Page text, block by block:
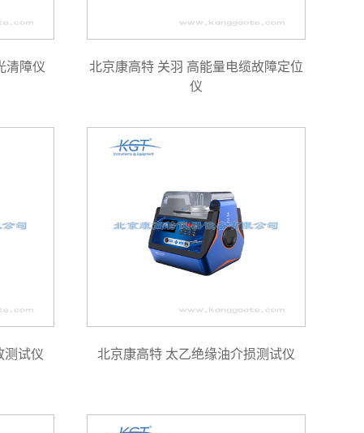
清障仪
北京康高特 关羽 高能量电缆故障定位
仪
测试仪 北京康高特 太乙绝缘油介损测试仪